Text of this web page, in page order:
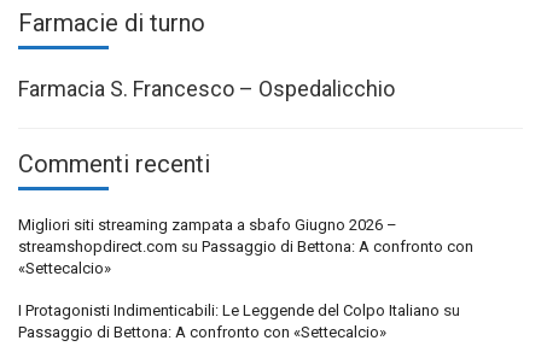
Farmacie di turno
Farmacia S. Francesco – Ospedalicchio
Commenti recenti
Migliori siti streaming zampata a sbafo Giugno 2026 –
streamshopdirect.com su Passaggio di Bettona: A confronto con
«Settecalcio»
I Protagonisti Indimenticabili: Le Leggende del Colpo Italiano su
Passaggio di Bettona: A confronto con «Settecalcio»